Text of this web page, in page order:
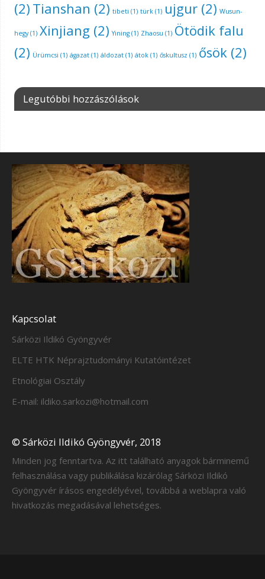
(2) Tianshan (2) tibeti (1) türk(1) ujgur(2) Wusun-
hegy(1) Xinjiang (2) Yining(1) Zhaosu (1) Ötödik falu
(2) Ürümcsi (1) ágazat(1) áldozat(1) átok(1) őskultusz (1) ősök(2)
Legutóbbi hozzászólások
Kapcsolat
Sárközi Ildikó Gyöngyvér
ELTE HTK Néprajztudományi Kutatóintézet
Etnológiai Osztály
E-mail: ildiko.sarkozi@hotmail.com
© Sárközi Ildikó Gyöngyvér, 2018
Minden jog fenntartva. Az itt található anyagok bárminemű
felhasználása vagy publikálása kizárólag Sárközi Ildikó
Gyöngyvér írásos engedélyével, továbbá a weblapra való
hivatkozás megadásával lehetséges.